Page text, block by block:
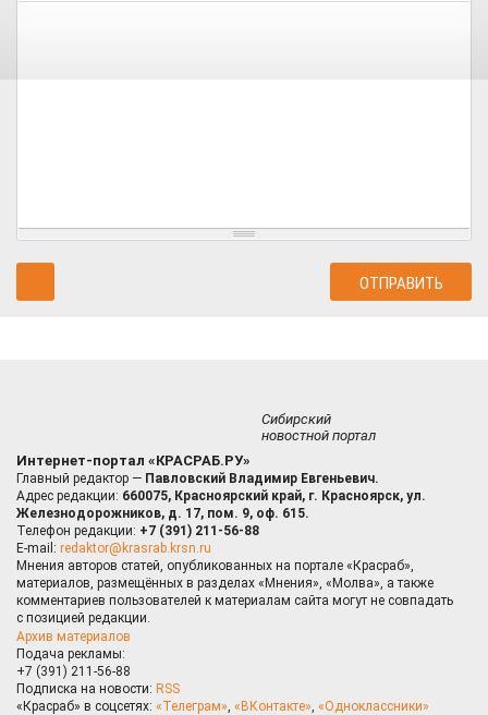
Сибирский
новостной портал
Интернет-портал «КРАСРАБ.РУ»
Главный редактор — Павловский Владимир Евгеньевич.
Адрес редакции: 660075, Красноярский край, г. Красноярск, ул.
Железнодорожников, д. 17, пом. 9, оф. 615.
Телефон редакции: +7 (391) 211-56-88
E-mail: redaktor@krasrab.krsn.ru
Мнения авторов статей, опубликованных на портале «Красраб»,
материалов, размещённых в разделах «Мнения», «Молва», а также
комментариев пользователей к материалам сайта могут не совпадать
с позицией редакции.
Архив материалов
Подача рекламы:
+7 (391) 211-56-88
Подписка на новости: RSS
«Красраб» в соцсетях: «Телеграм», «ВКонтакте», «Одноклассники»